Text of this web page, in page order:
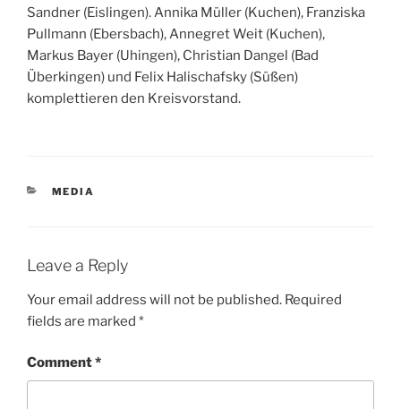
Sandner (Eislingen). Annika Müller (Kuchen), Franziska
Pullmann (Ebersbach), Annegret Weit (Kuchen),
Markus Bayer (Uhingen), Christian Dangel (Bad
Überkingen) und Felix Halischafsky (Süßen)
komplettieren den Kreisvorstand.
CATEGORIES
MEDIA
Leave a Reply
Your email address will not be published. Required
fields are marked *
Comment*